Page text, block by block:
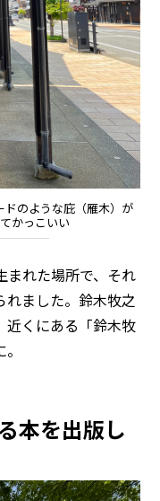
ドのような庇（雁木）が
かっこいい
れた場所で、それ
れました。鈴木牧之
近くにある「鈴木牧
本を出版し